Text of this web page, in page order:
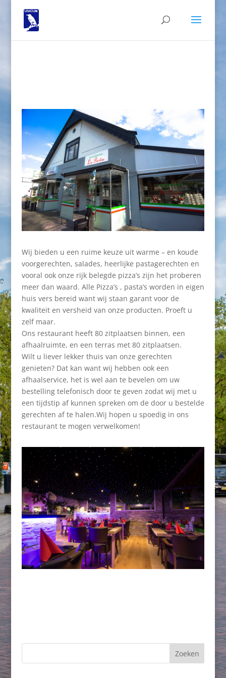
Wij bieden u een ruime keuze uit warme – en koude
voorgerechten, salades, heerlijke pastagerechten en
vooral ook onze rijk belegde pizza’s zijn het proberen
meer dan waard. Alle Pizza’s , pasta’s worden in eigen
huis vers bereid want wij staan garant voor de
kwaliteit en versheid van onze producten. Proeft u
zelf maar.
Ons restaurant heeft 80 zitplaatsen binnen, een
afhaalruimte, en een terras met 80 zitplaatsen.
Wilt u liever lekker thuis van onze gerechten
genieten? Dat kan want wij hebben ook een
afhaalservice, het is wel aan te bevelen om uw
bestelling telefonisch door te geven zodat wij met u
een tijdstip af kunnen spreken om de door u bestelde
gerechten af te halen.Wij hopen u spoedig in ons
restaurant te mogen verwelkomen!